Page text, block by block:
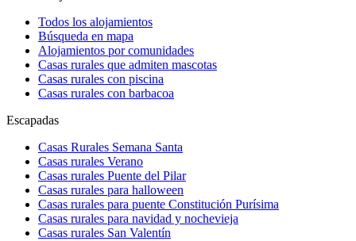
Todos los alojamientos
Búsqueda en mapa
Alojamientos por comunidades
Casas rurales que admiten mascotas
Casas rurales con piscina
Casas rurales con barbacoa
Escapadas
Casas Rurales Semana Santa
Casas rurales Verano
Casas rurales Puente del Pilar
Casas rurales para halloween
Casas rurales para puente Constitución Purísima
Casas rurales para navidad y nochevieja
Casas rurales San Valentín